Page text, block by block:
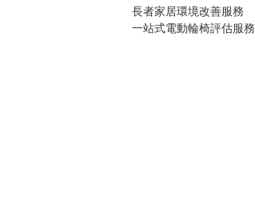
長者家居環境改善服務
一站式電動輪椅評估服務